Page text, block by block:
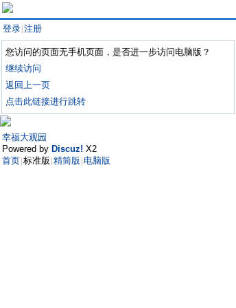
登录 注册
您访问的页面无手机页面，是否进一步访问电脑版？
继续访问
返回上一页
点击此链接进行跳转
幸福大观园
Powered by Discuz! X2
首页 标准版 精简版 电脑版